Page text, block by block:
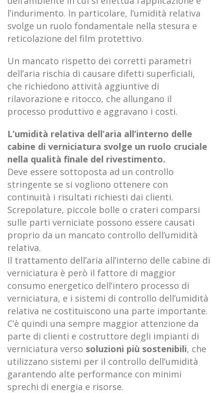
l’indurimento. In particolare, l’umidità relativa
svolge un ruolo fondamentale nella stesura e
reticolazione del film protettivo.
Un mancato rispetto dei corretti parametri
dell’aria rischia di causare difetti superficiali,
che richiedono attività aggiuntive di
rilavorazione e ritocco, che allungano il
processo produttivo e aggravano i costi.
L’umidità relativa dell’aria all’interno delle
cabine di verniciatura svolge un ruolo cruciale
nella qualità finale del rivestimento.
Deve essere sottoposta ad un controllo
stringente se si vogliono ottenere con
continuità i risultati richiesti dai clienti.
Screpolature, piccole bolle o crateri comparsi
sulle parti verniciate possono essere causati
proprio da un mancato controllo dell’umidità
relativa.
Il trattamento dell’aria all’interno delle cabine di
verniciatura è però il fattore di maggior
consumo energetico dell’intero processo di
verniciatura, e i sistemi di controllo dell’umidità
relativa ne costituiscono una parte importante.
C’è quindi una sempre maggior attenzione da
parte di clienti e costruttore degli impianti di
verniciatura verso soluzioni più sostenibili, che
utilizzano sistemi per il controllo dell’umidità
garantendo alte performance con minimi
sprechi di energia e risorse.